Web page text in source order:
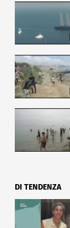
DI TENDENZA